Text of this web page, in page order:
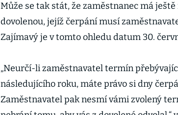
Může se tak stát, že zaměstnanec má
dovolenou, jejíž čerpání musí
Zajímavý je v tomto ohledu datum 30.
„Neurčí-li zaměstnavatel termín
následujícího roku, máte právo si dny
Zaměstnavatel pak nesmí vámi zvolený